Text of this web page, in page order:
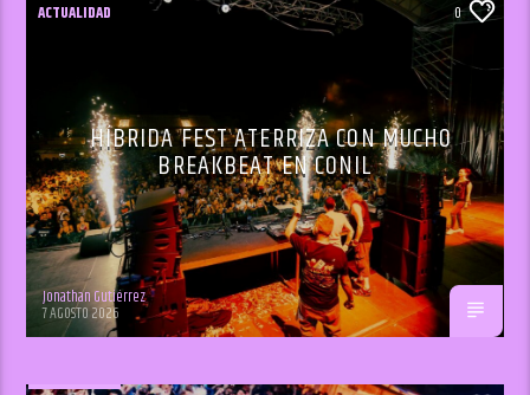
ACTUALIDAD 0
HÍBRIDA FEST ATERRIZA CON MUCHO
BREAKBEAT EN CONIL
Jonathan Gutiérrez
7 AGOSTO 2026